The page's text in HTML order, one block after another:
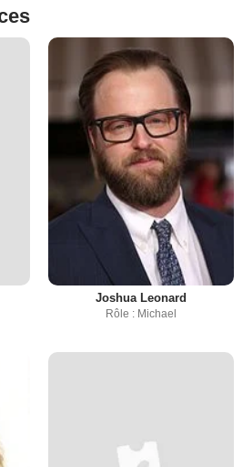
Joshua Leonard
Rôle : Michael